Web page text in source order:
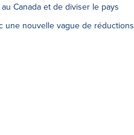
Canada et de diviser le pays
une nouvelle vague de réductions